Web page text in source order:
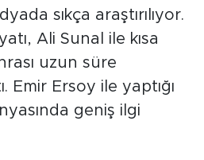
sıkça araştırılıyor.
Ali Sunal ile kısa
uzun süre
Emir Ersoy ile yaptığı
geniş ilgi